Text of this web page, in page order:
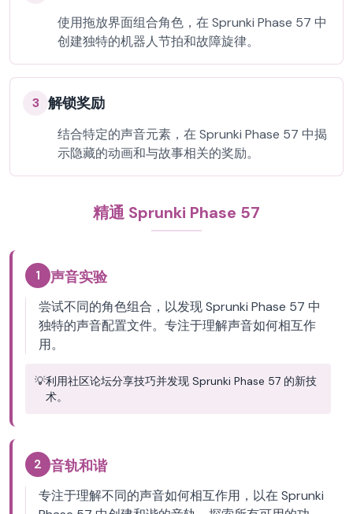
使用拖放界面组合角色，在 Sprunki Phase 57 中
创建独特的机器人节拍和故障旋律。
3 解锁奖励
结合特定的声音元素，在 Sprunki Phase 57 中揭
示隐藏的动画和与故事相关的奖励。
精通 Sprunki Phase 57
1 声音实验
尝试不同的角色组合，以发现 Sprunki Phase 57 中
独特的声音配置文件。专注于理解声音如何相互作
用。
💡利用社区论坛分享技巧并发现 Sprunki Phase 57 的新技
术。
2 音轨和谐
专注于理解不同的声音如何相互作用，以在 Sprunki